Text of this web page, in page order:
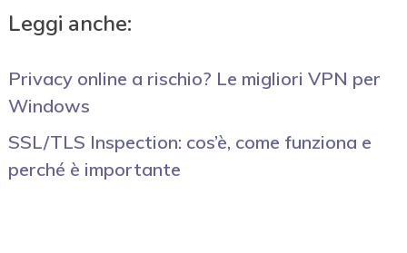
Leggi anche:
Privacy online a rischio? Le migliori VPN per
Windows
SSL/TLS Inspection: cos’è, come funziona e
perché è importante